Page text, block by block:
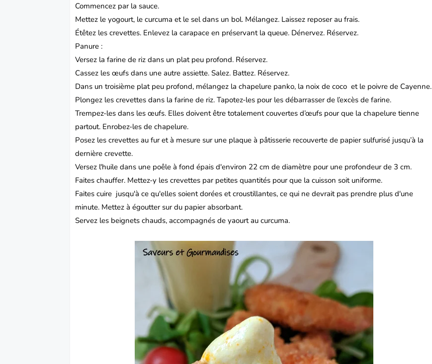
Commencez par la sauce.
Mettez le yogourt, le curcuma et le sel dans un bol. Mélangez. Laissez reposer au frais.
Étêtez les crevettes. Enlevez la carapace en préservant la queue. Dénervez. Réservez.
Panure :
Versez la farine de riz dans un plat peu profond. Réservez.
Cassez les œufs dans une autre assiette.Salez. Battez. Réservez.
Dans un troisième plat peu profond, mélangez la chapelure panko, la noix de coco et le poivre de Cayenne.
Plongez les crevettes dans la farine de riz.Tapotez-les pour les débarrasser de l’excès de farine.
Trempez-les dans les œufs. Elles doivent être totalement couvertes d’œufs pour que la chapelure tienne
partout. Enrobez-les de chapelure.
Posez les crevettes au fur et à mesure sur une plaque à pâtisserie recouverte de papier sulfurisé jusqu’à la
dernière crevette.
Versez l'huile dans une poêle à fond épais d'environ 22 cm de diamètre pour une profondeur de 3 cm.
Faites chauffer. Mettez-y les crevettes par petites quantités pour que la cuisson soit uniforme.
Faites cuire jusqu'à ce qu'elles soient dorées et croustillantes, ce qui ne devrait pas prendre plus d'une
minute. Mettez à égoutter sur du papier absorbant.
Servez les beignets chauds, accompagnés de yaourt au curcuma.